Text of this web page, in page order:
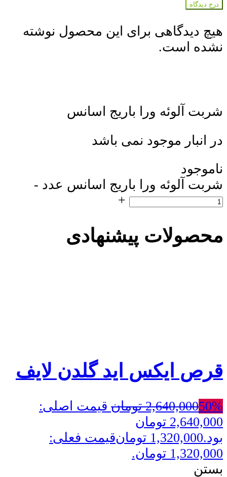
درج دیدگاه
هیچ دیدگاهی برای این محصول نوشته
نشده است.
شربت آلوئه ورا باریج اسانس
در انبار موجود نمی باشد
ناموجود
شربت آلوئه ورا باریج اسانس عدد -
+
محصولات پیشنهادی
قرص ایکس اید گلدن لایف
50%
2,640,000 تومان قیمت اصلی:
2,640,000 تومان
بود.1,320,000 تومانقیمت فعلی:
1,320,000 تومان.
بستن